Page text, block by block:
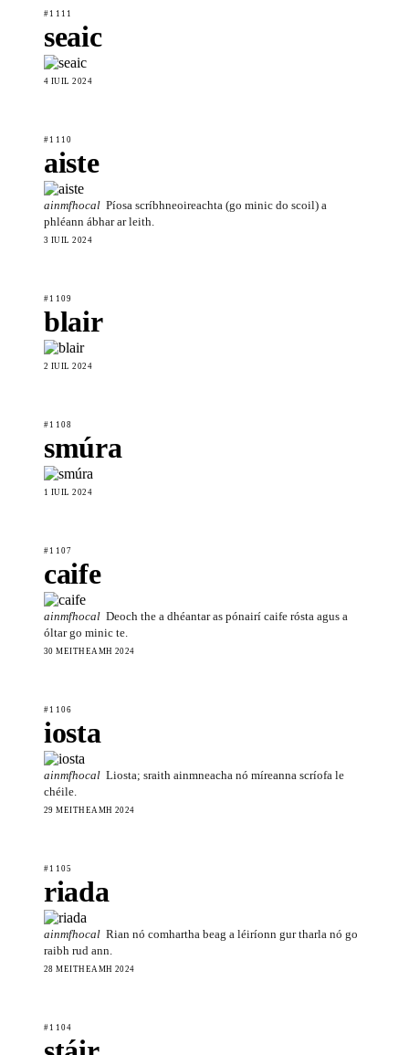
#1111
seaic
4 IÚIL 2024
#1110
aiste
ainmfhocal Píosa scríbhneoireachta (go minic do scoil) a
phléann ábhar ar leith.
3 IÚIL 2024
#1109
blair
2 IÚIL 2024
#1108
smúra
1 IÚIL 2024
#1107
caife
ainmfhocal Deoch the a dhéantar as pónairí caife rósta agus a
óltar go minic te.
30 MEITHEAMH 2024
#1106
iosta
ainmfhocal Liosta; sraith ainmneacha nó míreanna scríofa le
chéile.
29 MEITHEAMH 2024
#1105
riada
ainmfhocal Rian nó comhartha beag a léiríonn gur tharla nó go
raibh rud ann.
28 MEITHEAMH 2024
#1104